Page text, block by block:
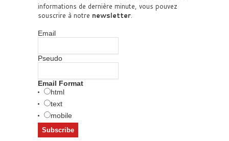
informations de dernière minute, vous pouvez
souscrire à notre newsletter.
Email
Pseudo
Email Format
html
text
mobile